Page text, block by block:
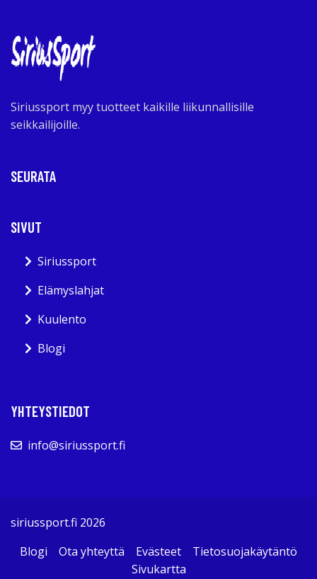
Siriussport myy tuotteet kaikille liikunnallisille
seikkailijoille.
SEURATA
SIVUT
Siriussport
Elämyslahjat
Kuulento
Blogi
YHTEYSTIEDOT
info@siriussport.fi
siriussport.fi 2026
Blogi
Ota yhteyttä Evästeet
Tietosuojakäytäntö
Sivukartta